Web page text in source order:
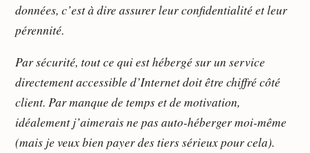
données, c’est à dire assurer leur confidentialité et leur
pérennité.
Par sécurité, tout ce qui est hébergé sur un service
directement accessible d’Internet doit être chiffré côté
client. Par manque de temps et de motivation,
idéalement j’aimerais ne pas auto-héberger moi-même
(mais je veux bien payer des tiers sérieux pour cela).